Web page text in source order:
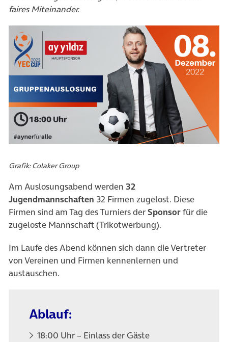
faires Miteinander.
Grafik: Colaker Group
Am Auslosungsabend werden 32
Jugendmannschaften 32 Firmen zugelost. Diese
Firmen sind am Tag des Turniers derSponsorfür die
zugeloste Mannschaft (Trikotwerbung).
Im Laufe des Abend können sich dann die Vertreter
von Vereinen und Firmen kennenlernen und
austauschen.
Ablauf:
18:00 Uhr – Einlass der Gäste